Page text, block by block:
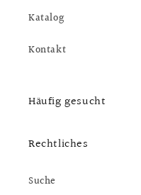
Katalog
Kontakt
Häufig gesucht
Rechtliches
Suche